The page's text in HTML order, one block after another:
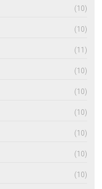
(10)
(10)
(11)
(10)
(10)
(10)
(10)
(10)
(10)